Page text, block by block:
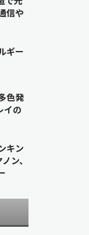
信や
ギー
色発
イの
キン
ン、